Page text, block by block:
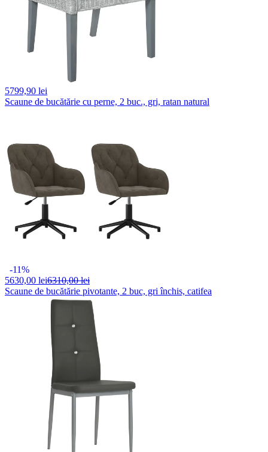
5799,90 lei
Scaune de bucătărie cu perne, 2 buc., gri, ratan natural
-11%
5630,00 lei6310,00 lei
Scaune de bucătărie pivotante, 2 buc, gri închis, catifea